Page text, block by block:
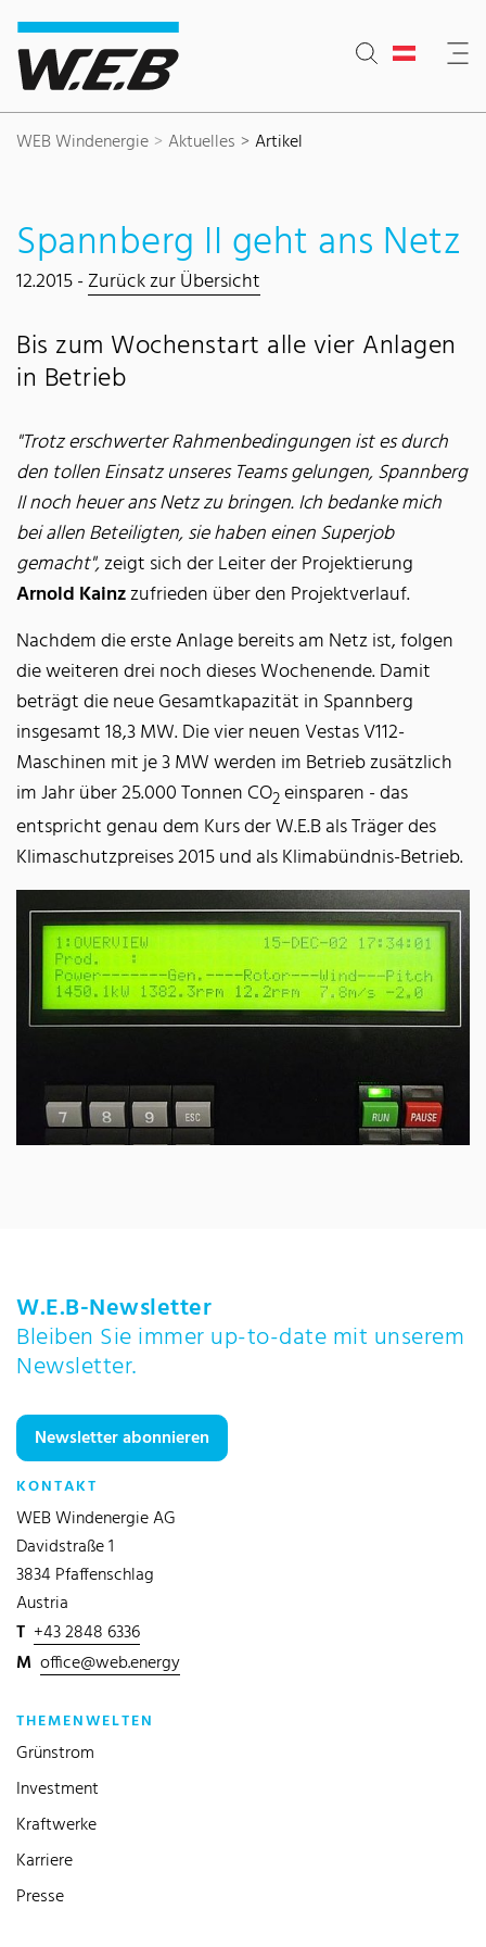
Inhaltsbereich
Suche
Hauptnavigation
Kontakt
Footer
WEB Windenergie Aktuelles Artikel
Spannberg II geht ans Netz
12.2015 -Zurück zur Übersicht
Bis zum Wochenstart alle vier Anlagen
in Betrieb
"Trotz erschwerter Rahmenbedingungen ist es durch
den tollen Einsatz unseres Teams gelungen, Spannberg
II noch heuer ans Netz zu bringen. Ich bedanke mich
bei allen Beteiligten, sie haben einen Superjob
gemacht",zeigt sich der Leiter der Projektierung
Arnold Kainzzufrieden über den Projektverlauf.
Nachdem die erste Anlage bereits am Netz ist, folgen
die weiteren drei noch dieses Wochenende. Damit
beträgt die neue Gesamtkapazität in Spannberg
insgesamt 18,3 MW. Die vier neuen Vestas V112-
Maschinen mit je 3 MW werden im Betrieb zusätzlich
im Jahr über 25.000 Tonnen CO2einsparen - das
entspricht genau dem Kurs der W.E.B als Träger des
Klimaschutzpreises 2015 und als Klimabündnis-Betrieb.
W.E.B-Newsletter
Bleiben Sie immer up-to-date mit unserem
Newsletter.
Newsletter abonnieren
KONTAKT
WEB Windenergie AG
Davidstraße 1
3834 Pfaffenschlag
Austria
T +43 2848 6336
M office@web.energy
THEMENWELTEN
Grünstrom
Investment
Kraftwerke
Karriere
Presse